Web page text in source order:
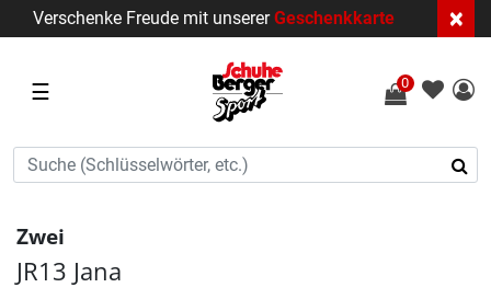
Verschenke Freude mit unsererGeschenkkarte ×
☰ 0
Zwei
JR13 Jana